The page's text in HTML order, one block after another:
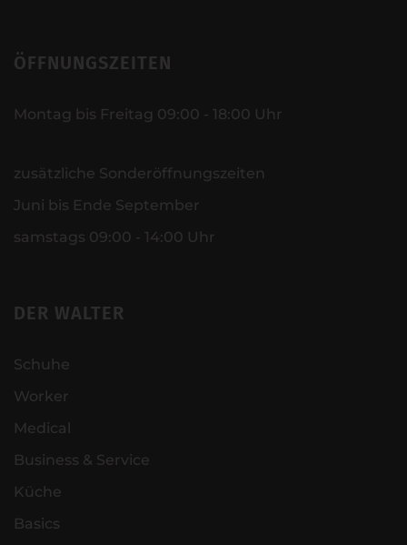
ÖFFNUNGSZEITEN
Montag bis Freitag 09:00 - 18:00 Uhr
zusätzliche Sonderöffnungszeiten
Juni bis Ende September
samstags 09:00 - 14:00 Uhr
DER WALTER
Schuhe
Worker
Medical
Business & Service
Küche
Basics